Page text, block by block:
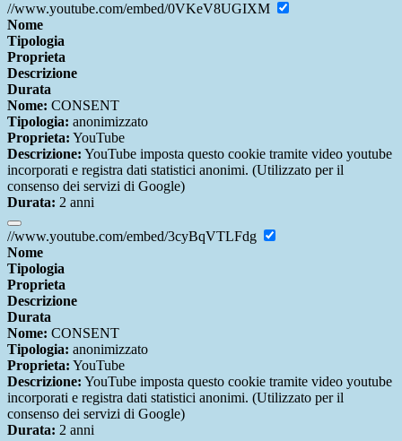
//www.youtube.com/embed/0VKeV8UGIXM
Nome
Tipologia
Proprieta
Descrizione
Durata
Nome: CONSENT
Tipologia: anonimizzato
Proprieta: YouTube
Descrizione: YouTube imposta questo cookie tramite video youtube
incorporati e registra dati statistici anonimi. (Utilizzato per il
consenso dei servizi di Google)
Durata: 2 anni
//www.youtube.com/embed/3cyBqVTLFdg
Nome
Tipologia
Proprieta
Descrizione
Durata
Nome: CONSENT
Tipologia: anonimizzato
Proprieta: YouTube
Descrizione: YouTube imposta questo cookie tramite video youtube
incorporati e registra dati statistici anonimi. (Utilizzato per il
consenso dei servizi di Google)
Durata: 2 anni